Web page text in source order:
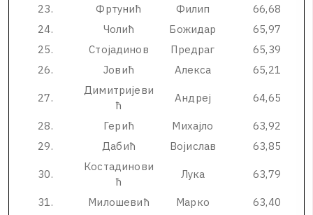
23. Фртунић Филип 66,68
24. Чолић Божидар 65,97
25. Стојадинов Предраг 65,39
26. Јовић Алекса 65,21
27.
Димитријеви
ћ
Андреј 64,65
28. Герић Михајло 63,92
29. Дабић Војислав 63,85
30.
Костадинови
ћ
Лука 63,79
31. Милошевић Марко 63,40